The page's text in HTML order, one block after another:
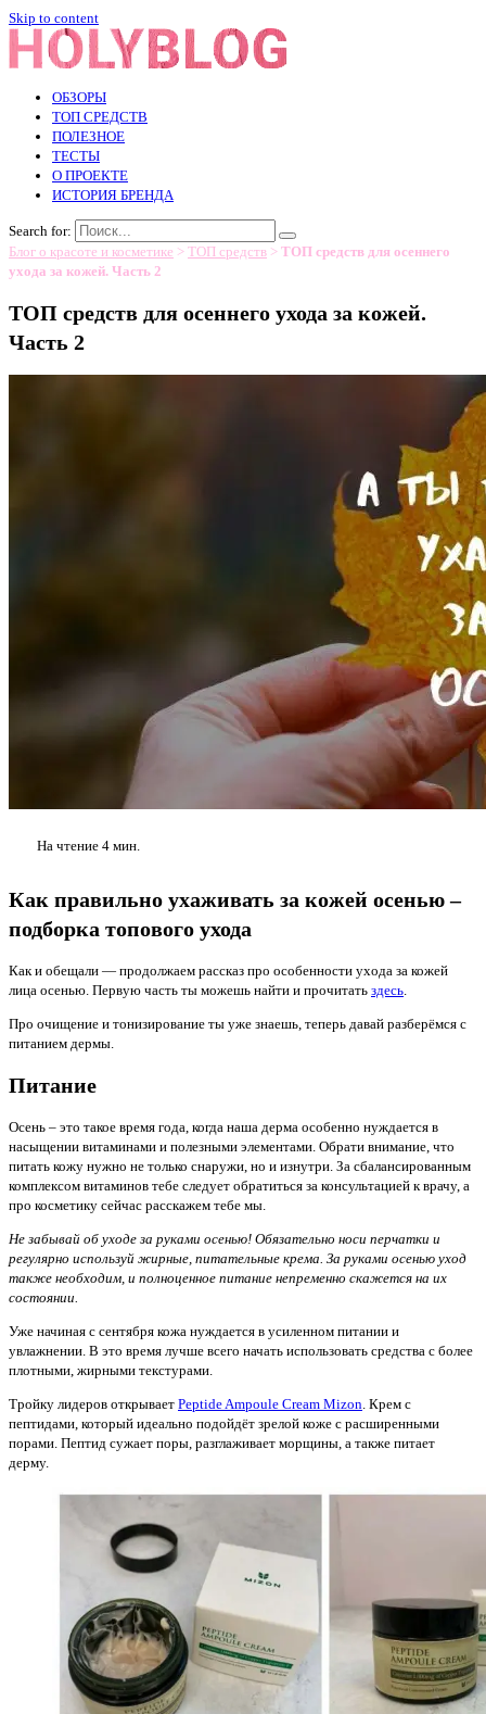
Skip to content
ОБЗОРЫ
ТОП СРЕДСТВ
ПОЛЕЗНОЕ
ТЕСТЫ
О ПРОЕКТЕ
ИСТОРИЯ БРЕНДА
Search for:
Блог о красоте и косметике > ТОП средств > ТОП средств для осеннего
ухода за кожей. Часть 2
ТОП средств для осеннего ухода за кожей.
Часть 2
На чтение 4 мин.
Как правильно ухаживать за кожей осенью –
подборка топового ухода
Как и обещали — продолжаем рассказ про особенности ухода за кожей
лица осенью. Первую часть ты можешь найти и прочитать здесь
Про очищение и тонизирование ты уже знаешь, теперь давай разберёмся с
питанием дермы.
Питание
Осень – это такое время года, когда наша дерма особенно нуждается в
насыщении витаминами и полезными элементами. Обрати внимание, что
питать кожу нужно не только снаружи, но и изнутри. За сбалансированным
комплексом витаминов тебе следует обратиться за консультацией к врачу, а
про косметику сейчас расскажем тебе мы.
Не забывай об уходе за руками осенью! Обязательно носи перчатки и
регулярно используй жирные, питательные крема. За руками осенью уход
также необходим, и полноценное питание непременно скажется на их
состоянии.
Уже начиная с сентября кожа нуждается в усиленном питании и
увлажнении. В это время лучше всего начать использовать средства с более
плотными, жирными текстурами.
Тройку лидеров открывает Peptide Ampoule Cream Mizon. Крем с
пептидами, который идеально подойдёт зрелой коже с расширенными
порами. Пептид сужает поры, разглаживает морщины, а также питает
дерму.